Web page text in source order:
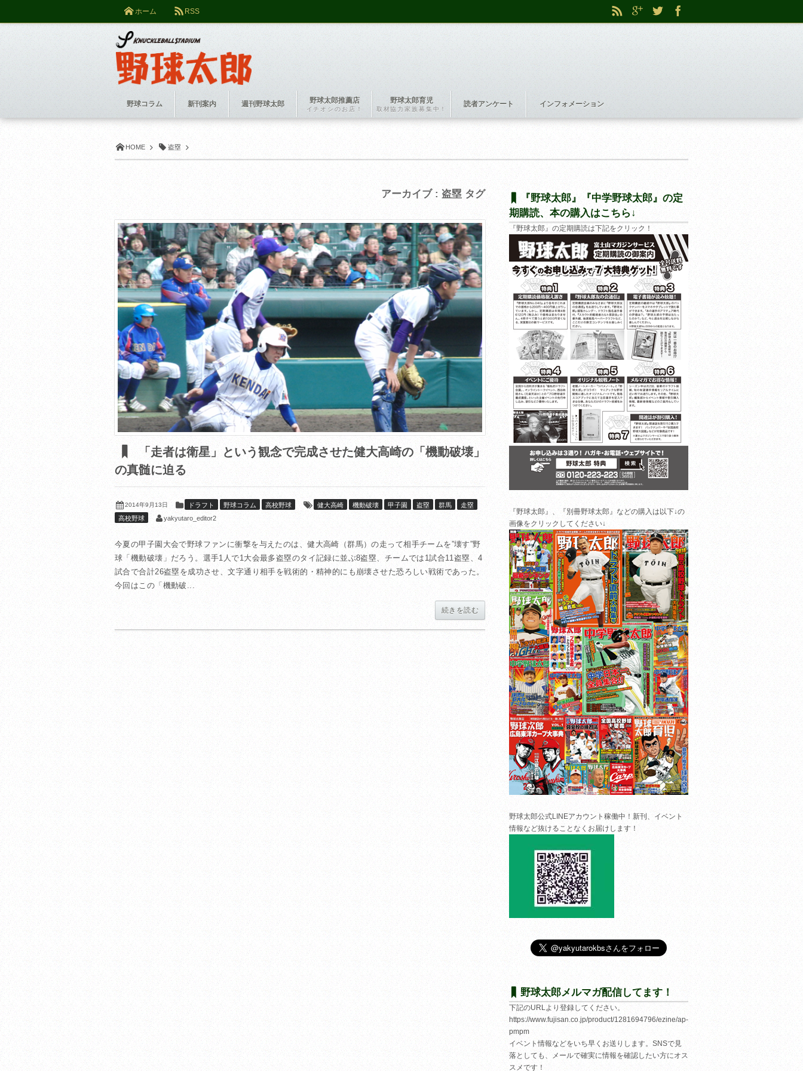
HOME 盗塁
アーカイブ : 盗塁 タグ
「走者は衛星」という観念で完成させた健大高崎の「機動破壊」
の真髄に迫る
2014年9月13日 ドラフト 野球コラム 高校野球 健大高崎 機動破壊 甲子園 盗塁 群馬
走塁
高校野球
yakyutaro_editor2
今夏の甲子園大会で野球ファンに衝撃を与えたのは、健大高崎（群馬）の走って相手チームを”壊す”野
球「機動破壊」だろう。選手1人で1大会最多盗塁のタイ記録に並ぶ8盗塁、チームでは1試合11盗塁、4
試合で合計26盗塁を成功させ、文字通り相手を戦術的・精神的にも崩壊させた恐ろしい戦術であった。
今回はこの「機動破...
続きを読む
『野球太郎』『中学野球太郎』の定
期購読、本の購入はこちら↓
『野球太郎』の定期購読は下記をクリック！
『野球太郎』、『別冊野球太郎』などの購入は以下↓の
画像をクリックしてください↓
野球太郎公式LINEアカウント稼働中！新刊、イベント
情報など抜けることなくお届けします！
野球太郎メルマガ配信してます！
下記のURLより登録してください。
https://www.fujisan.co.jp/product/1281694796/ezine/ap-
pmpm
イベント情報などをいち早くお送りします。SNSで見
落としても、メールで確実に情報を確認したい方にオス
スメです！
ホーム RSS
野球コラム 新刊案内 週刊野球太郎 野球太郎推薦店
イチオシのお店！
野球太郎育児
取材協力家族募集中！
読者アンケート インフォメーション